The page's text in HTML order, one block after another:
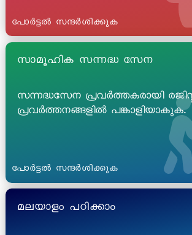
പോർട്ടൽ സന്ദർശിക്കുക
സാമൂഹിക സന്നദ്ധ സേന
സന്നദ്ധസേന പ്രവർത്തകരായി
പ്രവർത്തനങ്ങളിൽ പങ്കാളിയാകുക.
പോർട്ടൽ സന്ദർശിക്കുക
മലയാളം പഠിക്കാം